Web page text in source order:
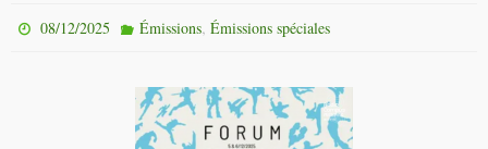
08/12/2025 Émissions, Émissions spéciales